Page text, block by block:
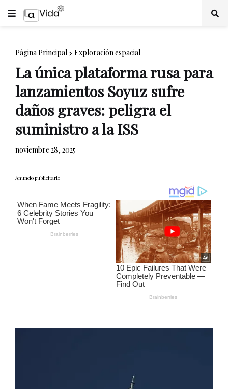
Página Principal Exploración espacial
La única plataforma rusa para
lanzamientos Soyuz sufre
daños graves: peligra el
suministro a la ISS
noviembre 28, 2025
Anuncio publicitario